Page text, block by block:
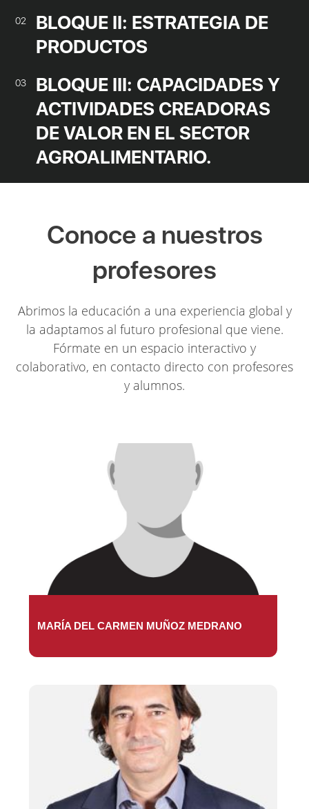
02
BLOQUE II: ESTRATEGIA DE
PRODUCTOS
03
BLOQUE III: CAPACIDADES Y
ACTIVIDADES CREADORAS
DE VALOR EN EL SECTOR
AGROALIMENTARIO.
Conoce a nuestros
profesores
Abrimos la educación a una experiencia global y
la adaptamos al futuro profesional que viene.
Fórmate en un espacio interactivo y
colaborativo, en contacto directo con profesores
y alumnos.
MARÍA DEL CARMEN MUÑOZ MEDRANO